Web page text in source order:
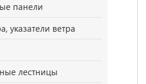
панели
указатели ветра
лестницы